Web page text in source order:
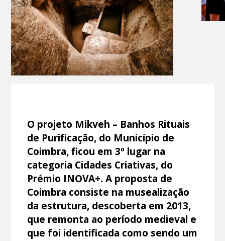
O projeto Mikveh – Banhos Rituais
de Purificação, do Município de
Coimbra, ficou em 3º lugar na
categoria Cidades Criativas, do
Prémio INOVA+. A proposta de
Coimbra consiste na musealização
da estrutura, descoberta em 2013,
que remonta ao período medieval e
que foi identificada como sendo um